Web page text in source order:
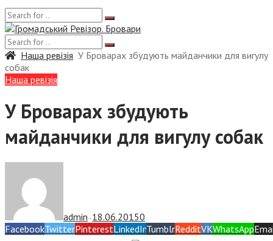
Наша ревізія У Броварах збудують майданчики для вигулу
собак
Наша ревізія
У Броварах збудують
майданчики для вигулу собак
admin — 18.06.20150
FacebookTwitterPinterestLinkedInTumblrRedditVKWhatsApp